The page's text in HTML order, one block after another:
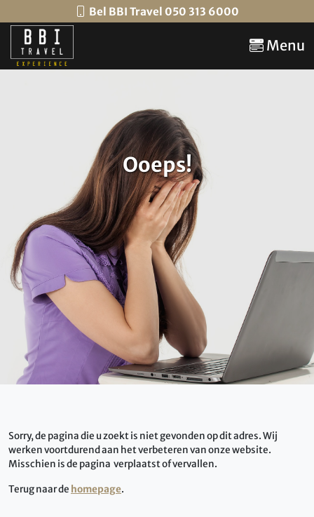
Bel BBI Travel 050 313 6000
Menu
Ooeps!
Sorry, de pagina die u zoekt is niet gevonden op dit adres. Wij
werken voortdurend aan het verbeteren van onze website.
Misschien is de pagina verplaatst of vervallen.
Terug naar de homepage.